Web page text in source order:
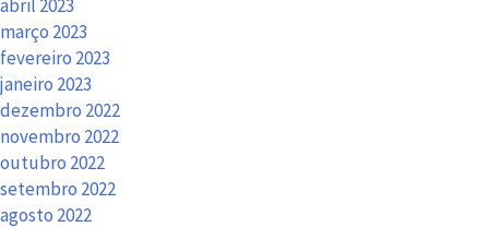
abril 2023
março 2023
fevereiro 2023
janeiro 2023
dezembro 2022
novembro 2022
outubro 2022
setembro 2022
agosto 2022